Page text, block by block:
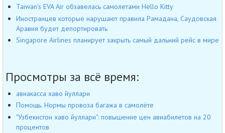
Taiwan's EVA Air обзавелась самолетами Hello Kitty
Иностранцев которые нарушают правила Рамадана, Саудовская
Аравия будет депортировать
Singapore Airlines планирует закрыть самый дальний рейс в мире
Просмотры за всё время:
авиакасса хаво йуллари
Помощь. Нормы провоза багажа в самолёте
"Узбекистон хаво йуллари": повышение цен авиабилетов на 20
процентов